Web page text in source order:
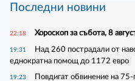
Последни новини
22:18 Хороскоп за събота, 8
19:31
Над 260 пострадали от
еднократна помощ до 1172 евро
19:23 Повдигат обвинение на